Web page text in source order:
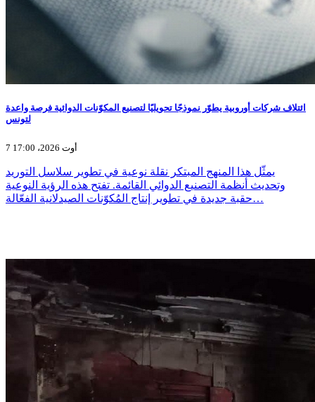
ائتلاف شركات أوروبية يطوّر نموذجًا تحويليًا لتصنيع المكوّنات الدوائية فرصة واعدة
لتونس
7 أوت 2026، 17:00
يمثّل هذا المنهج المبتكر نقلة نوعية في تطوير سلاسل التوريد
وتحديث أنظمة التصنيع الدوائي القائمة. تفتح هذه الرؤية النوعية
حقبة جديدة في تطوير إنتاج المُكوّنات الصيدلانية الفعّالة…